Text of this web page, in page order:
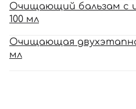
Очищающий бальзам с
100 мл
Очищающая
мл